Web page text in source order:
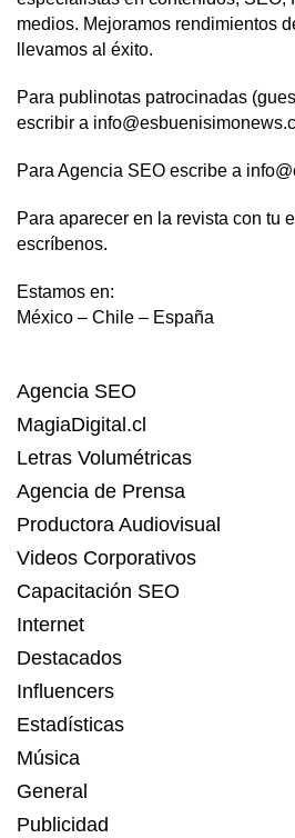
medios. Mejoramos rendimientos
llevamos al éxito.
Para publinotas patrocinadas
escribir a
Para Agencia SEO escribe a
Para aparecer en la revista con tu
escríbenos.
Estamos en:
México – Chile – España
Agencia SEO
MagiaDigital.cl
Letras Volumétricas
Agencia de Prensa
Productora Audiovisual
Videos Corporativos
Capacitación SEO
Internet
Destacados
Influencers
Estadísticas
Música
General
Publicidad